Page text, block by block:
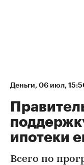
Деньги⁠, 06 июл,
ипотеки
Всего по